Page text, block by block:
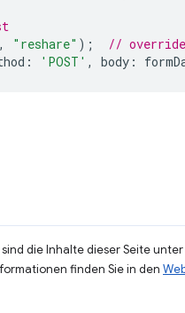
, "reshare" );
//
: 'POST' , body :
die Inhalte dieser Seite
finden Sie in den